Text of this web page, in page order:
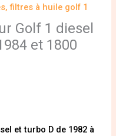
filtres à huile golf 1
Golf 1 diesel
et 1800
et turbo D de 1982 à